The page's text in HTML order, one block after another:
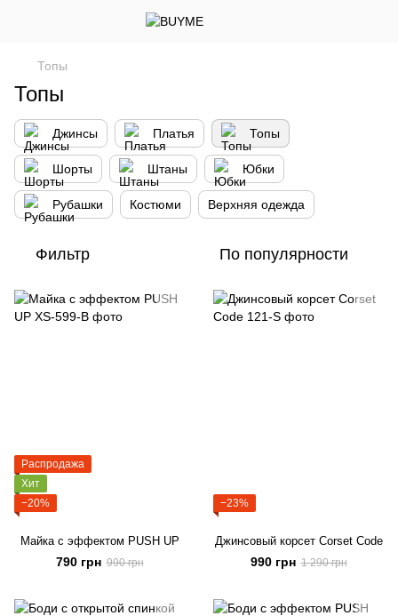
Топы
Топы
Джинсы Платья Топы
Шорты Штаны Юбки
Рубашки Костюми Верхняя одежда
Фильтр По популярности
Распродажа
Хит
−20%
Майка с эффектом PUSH UP
790 грн 990 грн
−23%
Джинсовый корсет Corset Code
990 грн 1 290 грн